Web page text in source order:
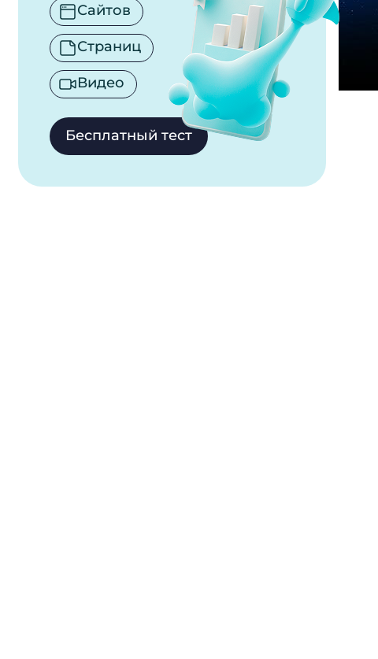
Сайтов
Страниц
Видео
Бесплатный тест